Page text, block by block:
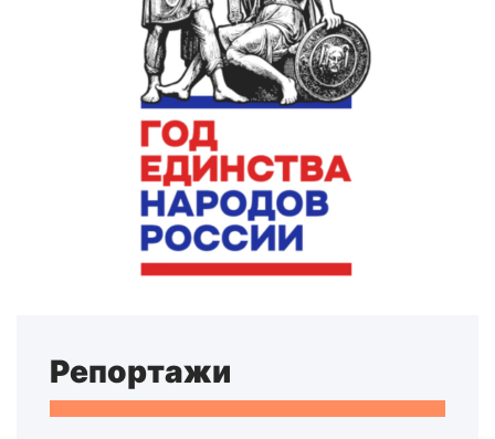
Репортажи